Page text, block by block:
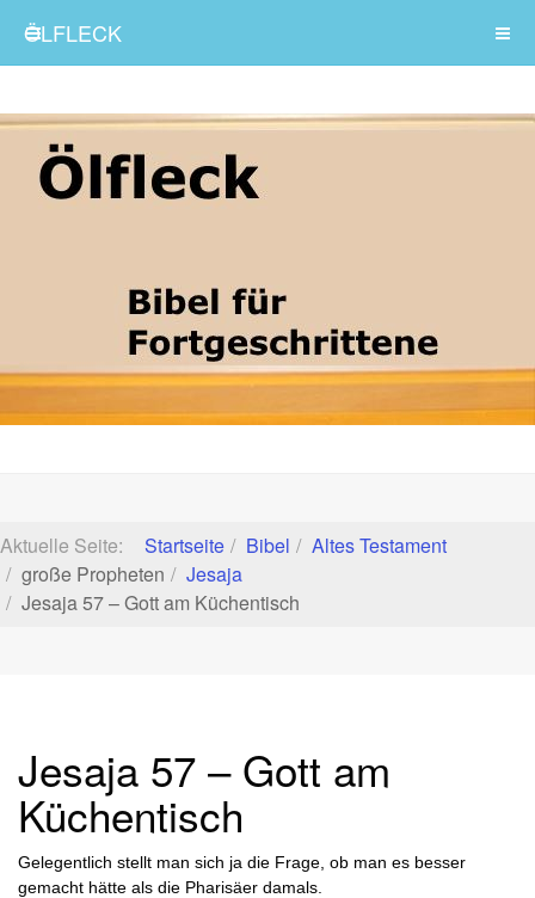
ÖLFLECK
Aktuelle Seite: Startseite Bibel
Altes Testament
große Propheten
Jesaja
Jesaja 57 – Gott am Küchentisch
Jesaja 57 – Gott am
Küchentisch
Gelegentlich stellt man sich ja die Frage, ob man es besser
gemacht hätte als die Pharisäer damals.